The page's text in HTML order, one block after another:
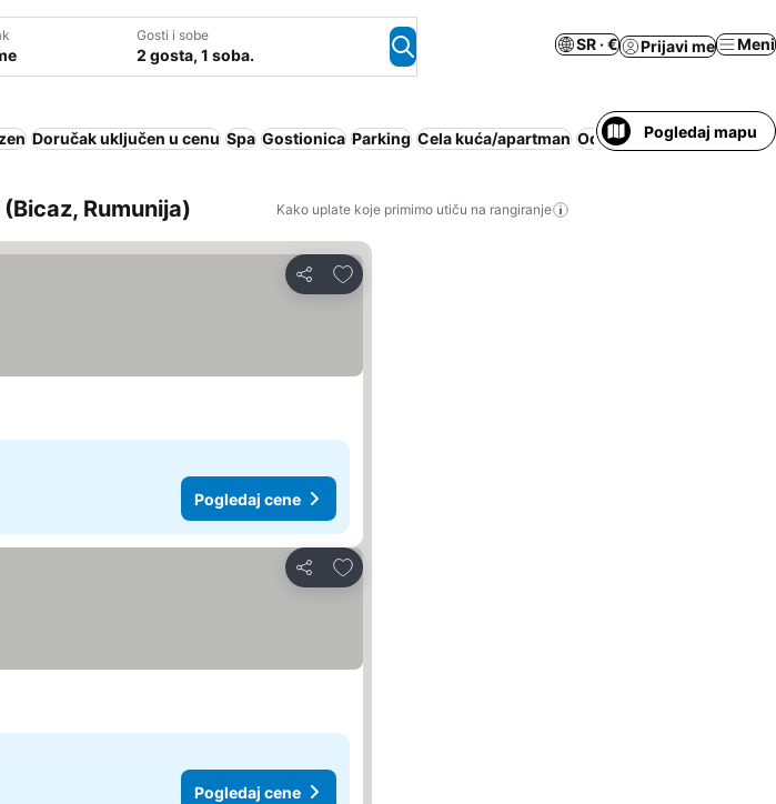
Gosti i sobe
2 gosta, 1 soba.
SR · € Prijavi me Meni
Doručak uključen u cenu Spa Gostionica Parking Cela kuća/apartman Odmaralište Pansion sa
Pogledaj mapu
Rumunija) Kako uplate koje primimo utiču na rangiranje
Deli
Dodati u favorite
Pogledaj cene
Deli
Dodati u favorite
Pogledaj cene